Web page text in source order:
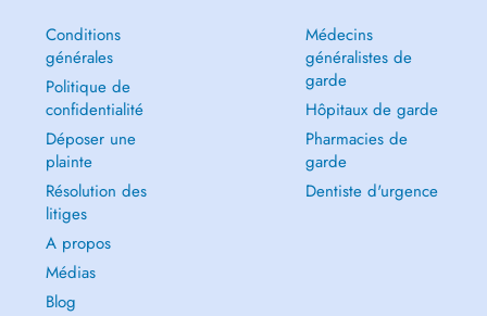
Conditions
générales
Politique de
confidentialité
Déposer une
plainte
Résolution des
litiges
A propos
Médias
Blog
Médecins
généralistes de
garde
Hôpitaux de garde
Pharmacies de
garde
Dentiste d'urgence